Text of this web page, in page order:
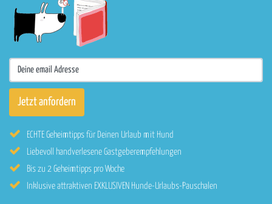
ECHTE Geheimtipps für Deinen Urlaub mit Hund
Liebevoll handverlesene Gastgeberempfehlungen
Bis zu 2 Geheimtipps pro Woche
Inklusive attraktiven EXKLUSIVEN Hunde-Urlaubs-Pauschalen